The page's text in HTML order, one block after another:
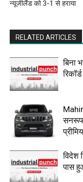
न्यूजीलैंड को 3-1 से हराया
RELATED ARTICLES
बिना
विदेश
पास